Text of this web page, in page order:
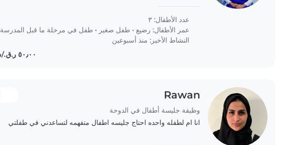
عدد الأطفال: ٣
عمر الأطفال: رضيع • طفل صغير • طفل في مرحلة ما قبل المدرسة
النشاط الأخير: منذ أسبوعين
Rawan
وظيفة جليسة أطفال في الدوحة
انا ام لطفله واحده احتاج جليسه اطفال متفهمه لتساعدني في طفلتي